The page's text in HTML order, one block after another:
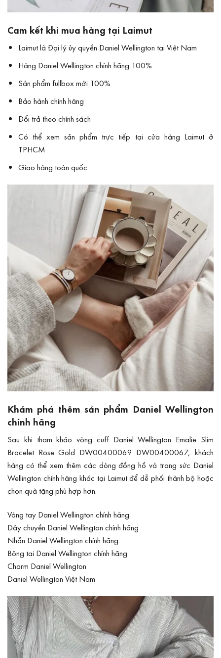
Cam kết khi mua hàng tại Laimut
Laimut là Đại lý ủy quyền Daniel Wellington tại Việt Nam
Hàng Daniel Wellington chính hãng 100%
Sản phẩm fullbox mới 100%
Bảo hành chính hãng
Đổi trả theo chính sách
Có thể xem sản phẩm trực tiếp tại cửa hàng Laimut ở
TPHCM
Giao hàng toàn quốc
Khám phá thêm sản phẩm Daniel Wellington
chính hãng
Sau khi tham khảo vòng cuff Daniel Wellington Emalie Slim
Bracelet Rose Gold DW00400069 DW00400067, khách
hàng có thể xem thêm các dòng đồng hồ và trang sức Daniel
Wellington chính hãng khác tại Laimut để dễ phối thành bộ hoặc
chọn quà tặng phù hợp hơn.
Vòng tay Daniel Wellington chính hãng
Dây chuyền Daniel Wellington chính hãng
Nhẫn Daniel Wellington chính hãng
Bông tai Daniel Wellington chính hãng
Charm Daniel Wellington
Daniel Wellington Việt Nam